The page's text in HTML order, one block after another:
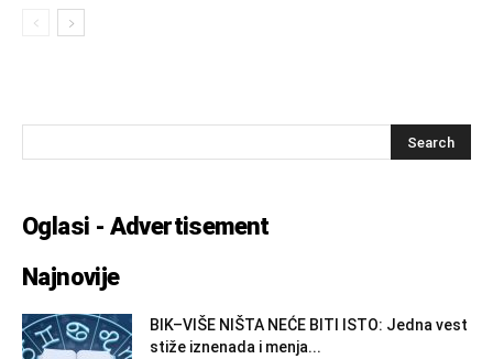
Oglasi - Advertisement
Najnovije
BIK–VIŠE NIŠTA NEĆE BITI ISTO: Jedna vest
stiže iznenada i menja...